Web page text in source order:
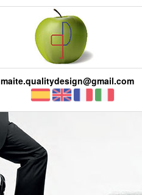
maite.qualitydesign@gmail.com